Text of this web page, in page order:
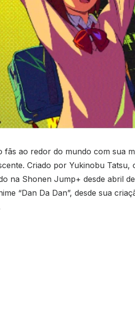
fãs ao redor do mundo com sua
Criado por Yukinobu Tatsu,
na Shonen Jump+ desde abril
“Dan Da Dan”, desde sua